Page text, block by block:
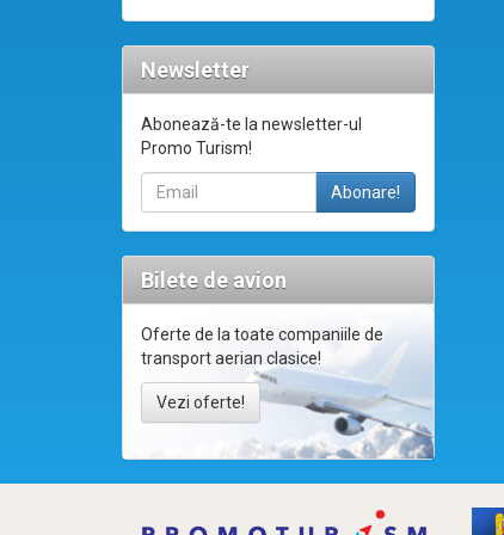
Newsletter
Abonează-te la newsletter-ul
Promo Turism!
Bilete de avion
Oferte de la toate companiile de
transport aerian clasice!
Vezi oferte!